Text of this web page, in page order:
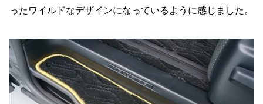
ったワイルドなデザインになっているように感じました。